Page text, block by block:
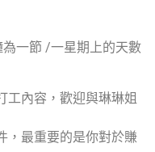
一節 /一星期上的天數
工內容，歡迎與琳琳姐
，最重要的是你對於賺